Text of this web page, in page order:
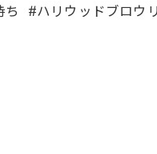
#ハリウッドブロウ